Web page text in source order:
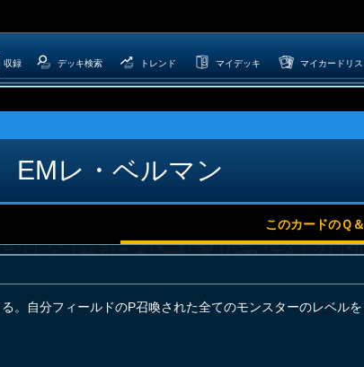
収録 デッキ検索 トレンド マイデッキ マイカードリス
EMレ・ベルマン
このカードのＱ
自分フィールドのP召喚された全てのモンスターのレベルを